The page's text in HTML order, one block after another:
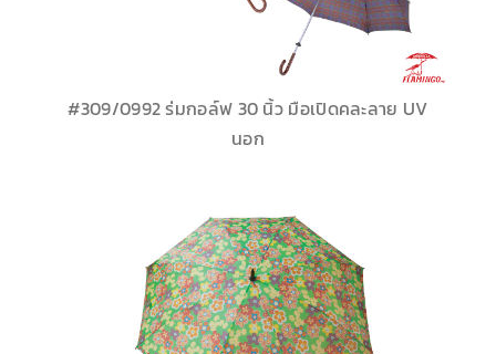
#309/0992 ร่มกอล์ฟ 30 นิ้ว มือเปิดคละลาย UV
นอก